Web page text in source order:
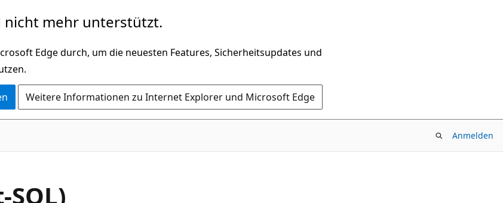
nicht mehr unterstützt.
Edge durch, um die neuesten Features, Sicherheitsupdates und
Weitere Informationen zu Internet Explorer und Microsoft Edge
Anmelden